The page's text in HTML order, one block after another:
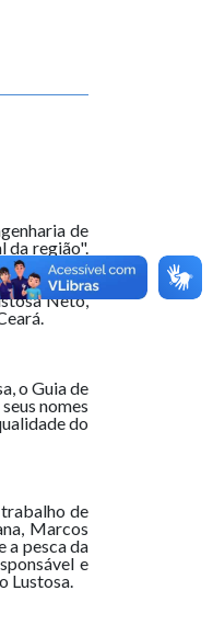
de
da região".
Neto,
o Guia de
nomes
do
de
Marcos
a pesca da
e
Lustosa.